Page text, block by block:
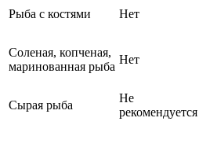
Рыба с костями
Нет
Соленая, копченая,
маринованная рыба
Нет
Сырая рыба
Не
рекомендуется